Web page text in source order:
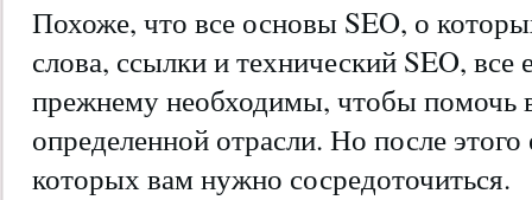
Похоже, что все основы SEO, о
слова, ссылки и технический SEO,
прежнему необходимы, чтобы помочь
определенной отрасли. Но после
которых вам нужно сосредоточиться.